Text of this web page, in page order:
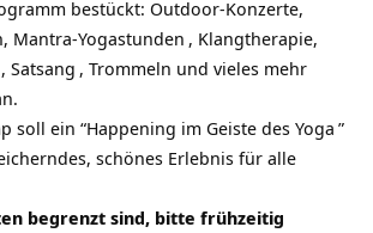
bestückt: Outdoor-Konzerte,
Mantra-Yogastunden , Klangtherapie,
, Satsang , Trommeln und vieles mehr
soll ein “Happening im Geiste des Yoga ”
schönes Erlebnis für alle
begrenzt sind, bitte frühzeitig